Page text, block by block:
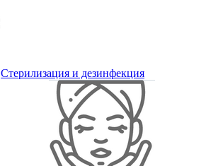
Стерилизация и дезинфекция